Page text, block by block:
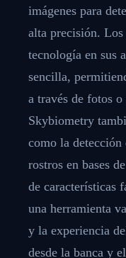
imágenes para
alta precisión. Los
tecnología en sus
sencilla,
a través de fotos
Skybiometry
como la detección
rostros en bases
de características
una herramienta
y la experiencia
desde la banca y